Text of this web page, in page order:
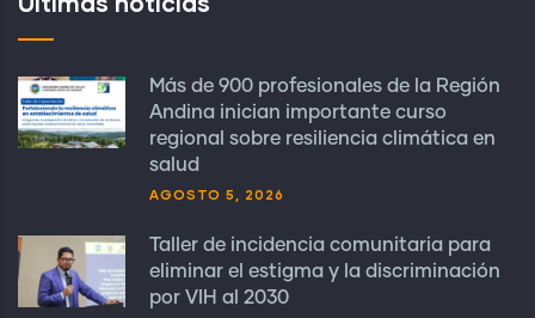
Más de 900 profesionales de la Región
Andina inician importante curso
regional sobre resiliencia climática en
salud
AGOSTO 5, 2026
Taller de incidencia comunitaria para
eliminar el estigma y la discriminación
por VIH al 2030